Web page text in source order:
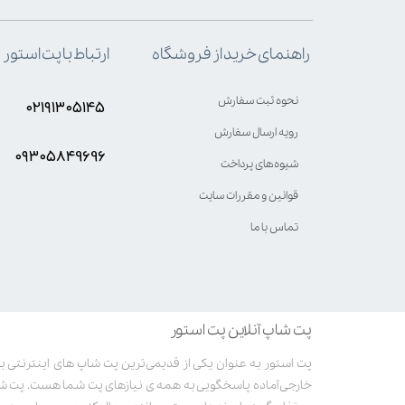
پت شاپ آنلاین پت استور
خارجی آماده پاسخگویی به همه ی نیازهای پت شما هست. پت
راهنمای خرید از فروشگاه
نحوه ثبت سفارش
رویه ارسال سفارش
شیوه‌های پرداخت
قوانین و مقررات سایت
تماس با ما
ارتباط با پت استور
۰۲۱۹۱۳۰۵۱۴۵
۰۹۳۰۵8۴9696